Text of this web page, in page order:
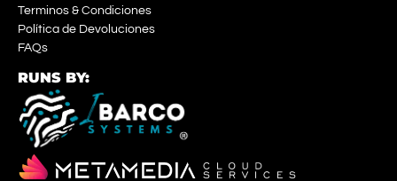
Terminos & Condiciones
Política de Devoluciones
FAQs
RUNS BY: